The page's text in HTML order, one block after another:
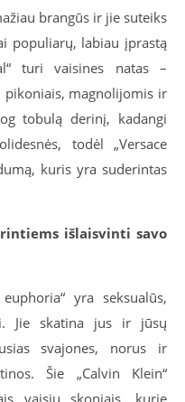
brangūs ir jie suteiks
populiarų, labiau įprastą
turi vaisines natas –
pikoniais, magnolijomis ir
tobulą derinį, kadangi
todėl „Versace
kuris yra suderintas
išlaisvinti savo
yra seksualūs,
Jie skatina jus ir jūsų
svajones, norus ir
Šie „Calvin Klein“